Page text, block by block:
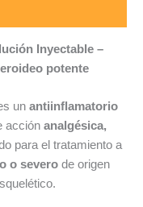
Inyectable –
potente
un antiinflamatorio
acción analgésica,
para el tratamiento a
o severo de origen